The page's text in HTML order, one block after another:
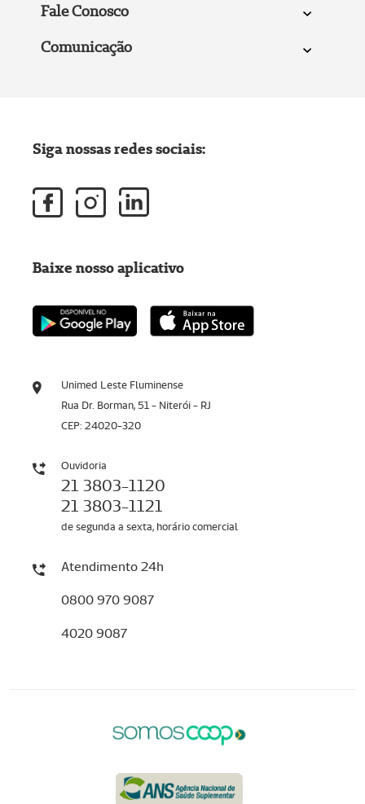
Fale Conosco
Comunicação
Unimed Leste Fluminense
Rua Dr. Borman, 51 - Niterói - RJ
CEP: 24020-320
Ouvidoria
21 3803-1120
21 3803-1121
de segunda a sexta, horário comercial
Atendimento 24h
0800 970 9087
4020 9087
Siga nossas redes sociais:
Baixe nosso aplicativo